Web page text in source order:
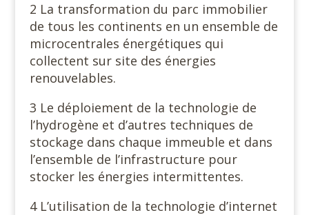
2 La transformation du parc immobilier
de tous les continents en un ensemble de
microcentrales énergétiques qui
collectent sur site des énergies
renouvelables.
3 Le déploiement de la technologie de
l’hydrogène et d’autres techniques de
stockage dans chaque immeuble et dans
l’ensemble de l’infrastructure pour
stocker les énergies intermittentes.
4 L’utilisation de la technologie d’internet